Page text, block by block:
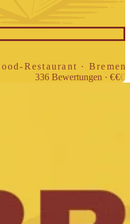
Restaurant · Bremen
336 Bewertungen ·€€€